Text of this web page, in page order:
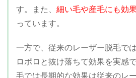
す。また、細い毛や産毛にも効
っています。
一方で、従来のレーザー脱毛で
ロポロと抜け落ちて効果を実感
毛では長期的な効果は従来のレ